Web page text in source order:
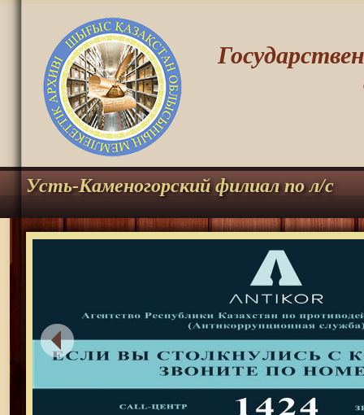
Усть-Каменогорский филиал по л/с